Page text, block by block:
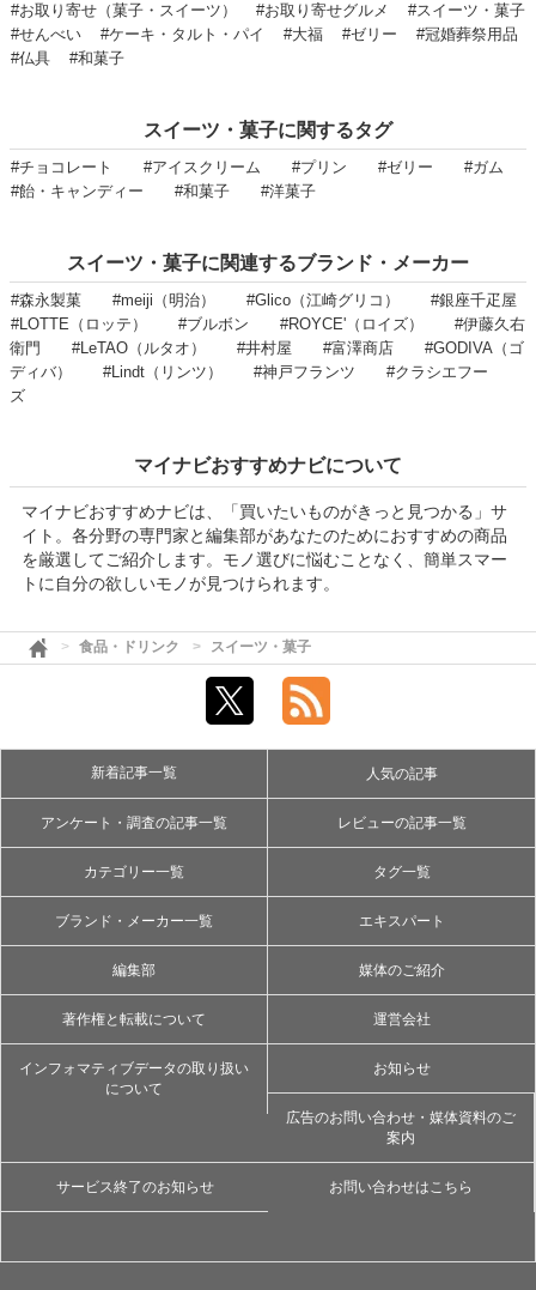
#お取り寄せ（菓子・スイーツ） #お取り寄せグルメ
#スイーツ・菓子
#せんべい
#ケーキ・タルト・パイ #大福 #ゼリー
#冠婚葬祭用品
#仏具
#和菓子
スイーツ・菓子に関するタグ
#チョコレート #アイスクリーム #プリン #ゼリー
#ガム
#飴・キャンディー
#和菓子 #洋菓子
スイーツ・菓子に関連するブランド・メーカー
#森永製菓 #meiji（明治） #Glico（江崎グリコ）
#銀座千疋屋
#LOTTE（ロッテ）
#ブルボン #ROYCE'（ロイズ）
#伊藤久右
衛門
#LeTAO（ルタオ） #井村屋 #富澤商店
#GODIVA（ゴ
ディバ）
#Lindt（リンツ） #神戸フランツ
#クラシエフー
ズ
マイナビおすすめナビについて
マイナビおすすめナビは、「買いたいものがきっと見つかる」サ
イト。各分野の専門家と編集部があなたのためにおすすめの商品
を厳選してご紹介します。モノ選びに悩むことなく、簡単スマー
トに自分の欲しいモノが見つけられます。
食品・ドリンク スイーツ・菓子
新着記事一覧 人気の記事
アンケート・調査の記事一覧 レビューの記事一覧
カテゴリー一覧 タグ一覧
ブランド・メーカー一覧 エキスパート
編集部 媒体のご紹介
著作権と転載について 運営会社
インフォマティブデータの取り扱い
について
お知らせ
広告のお問い合わせ・媒体資料のご
案内
サービス終了のお知らせ お問い合わせはこちら